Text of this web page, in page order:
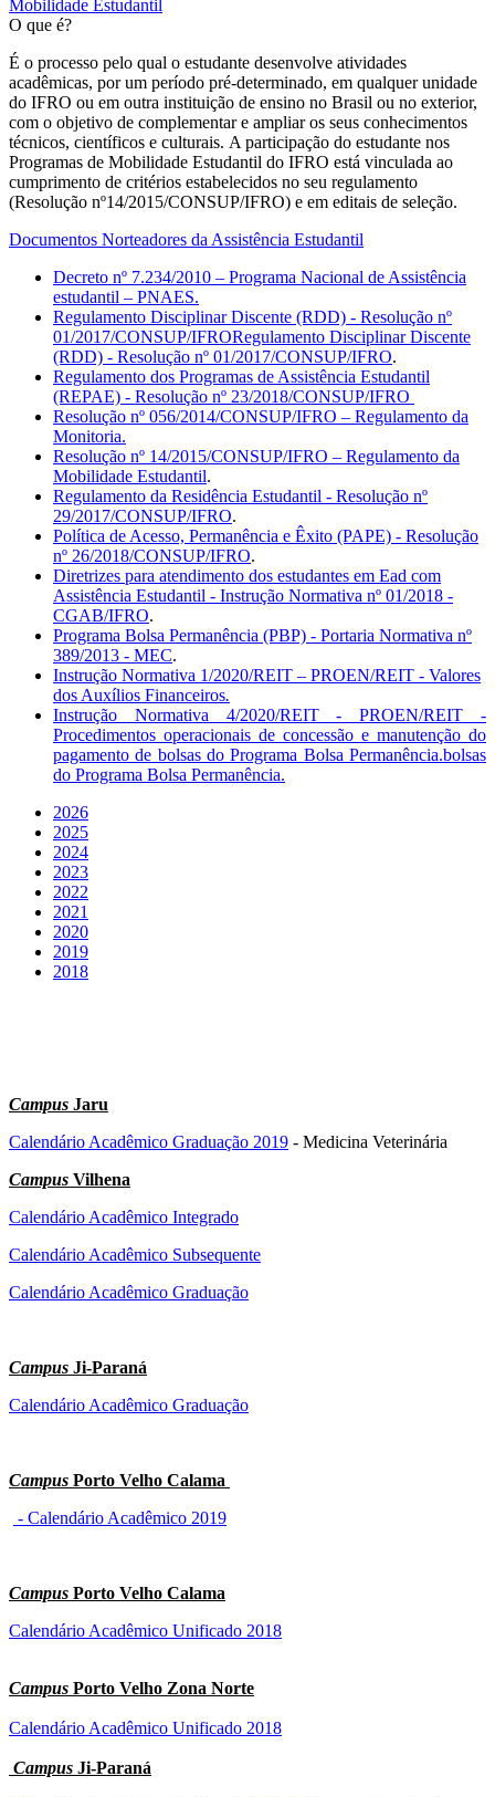
Mobilidade Estudantil
O que é?
É o processo pelo qual o estudante desenvolve atividades
acadêmicas, por um período pré-determinado, em qualquer unidade
do IFRO ou em outra instituição de ensino no Brasil ou no exterior,
com o objetivo de complementar e ampliar os seus conhecimentos
técnicos, científicos e culturais. A participação do estudante nos
Programas de Mobilidade Estudantil do IFRO está vinculada ao
cumprimento de critérios estabelecidos no seu regulamento
(Resolução nº14/2015/CONSUP/IFRO) e em editais de seleção.
Documentos Norteadores da Assistência Estudantil
Decreto nº 7.234/2010 – Programa Nacional de Assistência
estudantil – PNAES.
Regulamento Disciplinar Discente (RDD) - Resolução nº
01/2017/CONSUP/IFRORegulamento Disciplinar Discente
(RDD) - Resolução nº 01/2017/CONSUP/IFRO.
Regulamento dos Programas de Assistência Estudantil
(REPAE) - Resolução nº 23/2018/CONSUP/IFRO
Resolução nº 056/2014/CONSUP/IFRO – Regulamento da
Monitoria.
Resolução nº 14/2015/CONSUP/IFRO – Regulamento da
Mobilidade Estudantil.
Regulamento da Residência Estudantil - Resolução nº
29/2017/CONSUP/IFRO.
Política de Acesso, Permanência e Êxito (PAPE) - Resolução
nº 26/2018/CONSUP/IFRO.
Diretrizes para atendimento dos estudantes em Ead com
Assistência Estudantil - Instrução Normativa nº 01/2018 -
CGAB/IFRO.
Programa Bolsa Permanência (PBP) - Portaria Normativa nº
389/2013 - MEC.
Instrução Normativa 1/2020/REIT – PROEN/REIT - Valores
dos Auxílios Financeiros.
Instrução Normativa 4/2020/REIT - PROEN/REIT -
Procedimentos operacionais de concessão e manutenção do
pagamento de bolsas do Programa Bolsa Permanência.bolsas
do Programa Bolsa Permanência.
2026
2025
2024
2023
2022
2021
2020
2019
2018
Campus Jaru
Calendário Acadêmico Graduação 2019 - Medicina Veterinária
Campus Vilhena
Calendário Acadêmico Integrado
Calendário Acadêmico Subsequente
Calendário Acadêmico Graduação
Campus Ji-Paraná
Calendário Acadêmico Graduação
Campus Porto Velho Calama
- Calendário Acadêmico 2019
Campus Porto Velho Calama
Calendário Acadêmico Unificado 2018
Campus Porto Velho Zona Norte
Calendário Acadêmico Unificado 2018
Campus Ji-Paraná